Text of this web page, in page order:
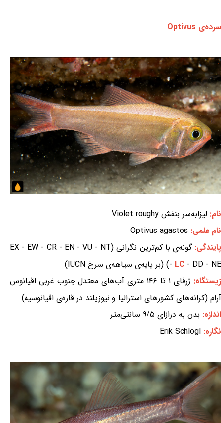
سرده‌ی Optivus
نام: لیزابه‌سر بنفش Violet roughy
نام علمی: Optivus agastos
پایندگی:
گونه‌ی با کم‌ترین نگرانی (EX - EW - CR - EN - VU - NT
- LC - DD - NE) (بر پایه‌ی سیاهه‌ی سرخ IUCN)
زیستگاه:
ژرفای ۱ تا ۱۴۶ متری آب‌های معتدل جنوب غربی اقیانوس
آرام (کرانه‌های کشورهای استرالیا و نیوزیلند در قاره‌ی اقیانوسیه)
اندازه: بدن به درازای ۹/۵ سانتی‌متر
نگاره: Erik Schlogl